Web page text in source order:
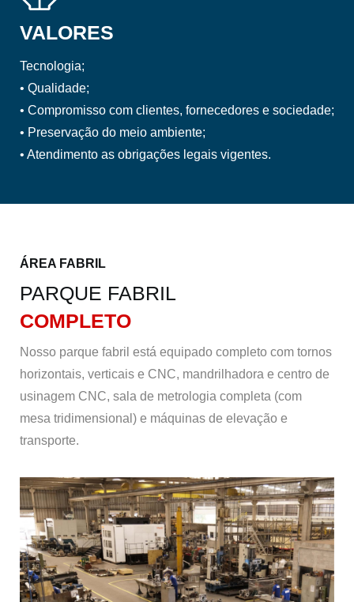
VALORES
Tecnologia;
• Qualidade;
• Compromisso com clientes, fornecedores e sociedade;
• Preservação do meio ambiente;
• Atendimento as obrigações legais vigentes.
ÁREA FABRIL
PARQUE FABRIL
COMPLETO
Nosso parque fabril está equipado completo com tornos
horizontais, verticais e CNC, mandrilhadora e centro de
usinagem CNC, sala de metrologia completa (com
mesa tridimensional) e máquinas de elevação e
transporte.